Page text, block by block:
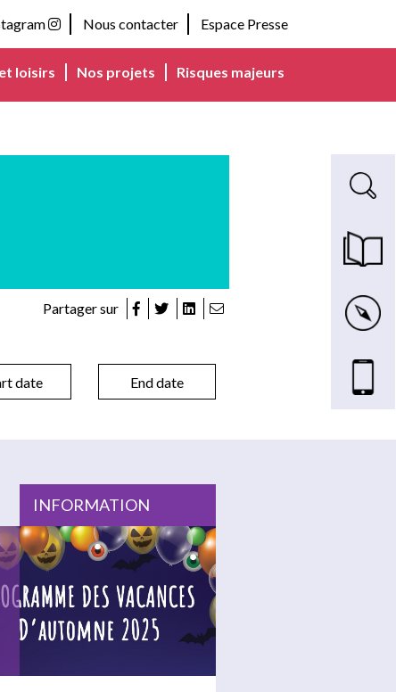
Nous contacter Espace Presse
loisirs Nos projets Risques majeurs
Partager sur
INFORMATION